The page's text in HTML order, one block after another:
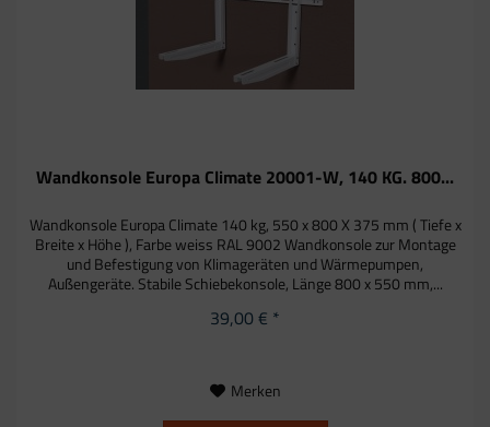
Wandkonsole Europa Climate 20001-W, 140 KG. 800...
Wandkonsole Europa Climate 140 kg, 550 x 800 X 375 mm ( Tiefe x
Breite x Höhe ), Farbe weiss RAL 9002 Wandkonsole zur Montage
und Befestigung von Klimageräten und Wärmepumpen,
Außengeräte. Stabile Schiebekonsole, Länge 800 x 550 mm,...
39,00 € *
Merken